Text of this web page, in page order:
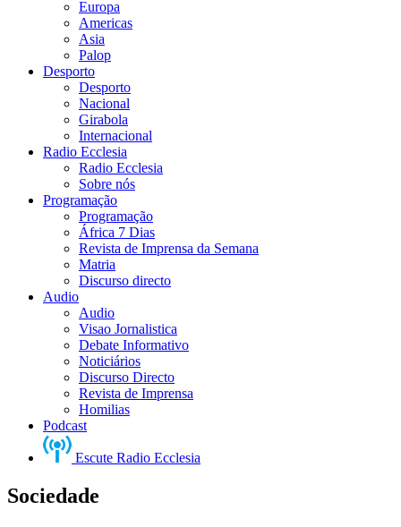
Europa
Americas
Asia
Palop
Desporto
Desporto
Nacional
Girabola
Internacional
Radio Ecclesia
Radio Ecclesia
Sobre nós
Programação
Programação
África 7 Dias
Revista de Imprensa da Semana
Matria
Discurso directo
Audio
Audio
Visao Jornalistica
Debate Informativo
Noticiários
Discurso Directo
Revista de Imprensa
Homilias
Podcast
Escute Radio Ecclesia
Sociedade